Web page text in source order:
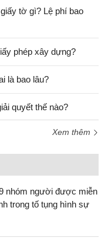
tờ gì? Lệ phí bao
phép xây dựng?
là bao lâu?
quyết thế nào?
Xem thêm
nhóm người được miễn
trong tố tụng hình sự